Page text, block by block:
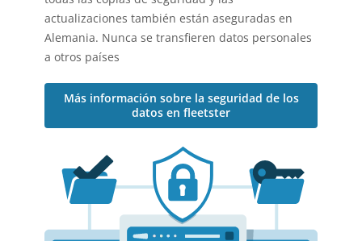
actualizaciones también están aseguradas en
Alemania. Nunca se transfieren datos personales
a otros países
Más información sobre la seguridad de los
datos en fleetster